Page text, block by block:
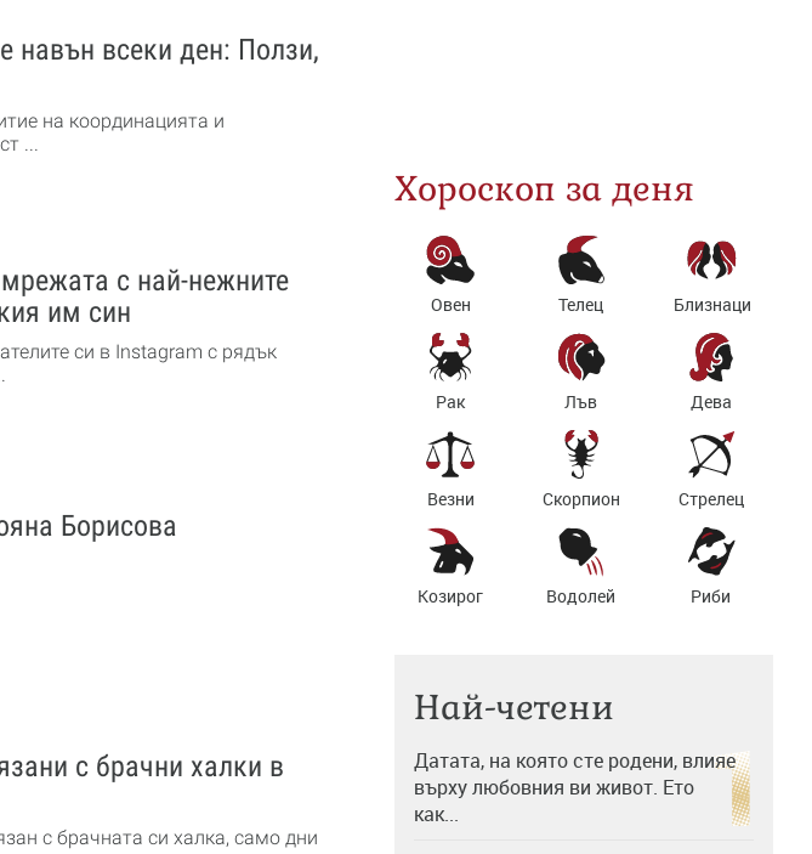
навън всеки ден: Ползи,
на координацията и
...
с най-нежните
им син
си в Instagram с рядък
Борисова
с брачни халки в
с брачната си халка, само дни
Хороскоп за деня
Овен Телец Близнаци
Рак Лъв Дева
Везни Скорпион Стрелец
Козирог Водолей Риби
Най-четени
Датата, на която сте родени, влияе
върху любовния ви живот. Ето
как...